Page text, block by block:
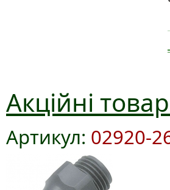
Акційні
Артикул: 02920-